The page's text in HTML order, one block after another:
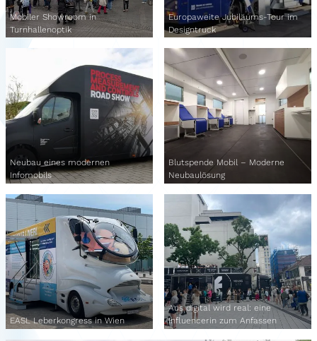
Mobiler Showroom in
Turnhallenoptik
Europaweite Jubiläums-Tour im
Designtruck
Neubau eines modernen
Infomobils
Blutspende Mobil – Moderne
Neubaulösung
EASL Leberkongress in Wien
Aus digital wird real: eine
Influencerin zum Anfassen